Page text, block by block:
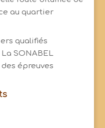
au quartier
qualifiés
SONABEL
épreuves